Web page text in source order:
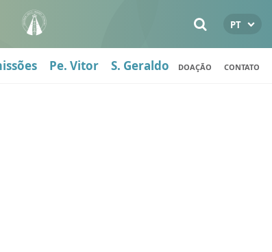
PT
Pe. Vitor S. Geraldo DOAÇÃO CONTATO